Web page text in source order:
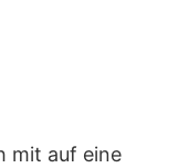
mit auf eine